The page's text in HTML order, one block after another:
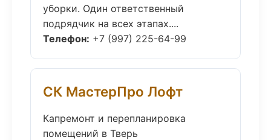
уборки. Один ответственный
подрядчик на всех этапах....
Телефон: +7 (997) 225-64-99
СК МастерПро Лофт
Капремонт и перепланировка
помещений в Тверь